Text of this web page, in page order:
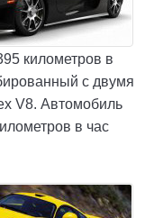
километров в
с двумя
V8. Автомобиль
в час